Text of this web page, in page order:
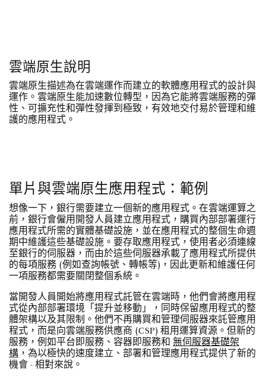
雲端原生說明
雲端原生描述為在雲端運作而建立的軟體應用程式的設計與
運作。雲端原生能加速數位轉型，因為它能將雲端服務的彈
性、可擴充性和彈性發揮到極致，有效地交付易於管理和維
護的應用程式。
單片與雲端原生應用程式：範例
想像一下，銀行需要建立一個新的應用程式。在雲端運算之
前，銀行會僱用開發人員建立應用程式，購買內部部署運行
應用程式所需的實體基礎設施，並在應用程式的整個生命週
期中維護這些基礎設施。要存取應用程式，使用者必須連線
至銀行的伺服器，而由於這些伺服器承載了應用程式所提供
的每項服務 (例如查詢帳號、轉帳等)，因此更新和維護任何
一項服務都需要關閉整個系統。
當開發人員開始將應用程式託管在雲端時，他們會將應用程
式從內部部署環境「提升並移動」，同時保留應用程式的整
體架構以及其限制。他們不再購買和管理伺服器來託管應用
程式，而是向雲端服務供應商 (CSP) 租用運算資源。但新的
服務，例如平台即服務、容器即服務和 無伺服器基礎架
構 ，為以極快的速度建立、部署和管理應用程式提供了新的
機會 - 相對來說。